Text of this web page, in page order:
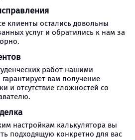
клиенты остались довольны
услуг и обратились к нам за
работ нашими
вам получение
и отсутствие сложностей со
настройкам калькулятора вы
подходящую конкретно для вас